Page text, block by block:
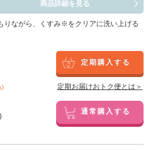
商品詳細を見る
りながら、くすみ※をクリアに洗い上げる
)
定期購入する
定期お届けおトク便とは＞
通常購入する